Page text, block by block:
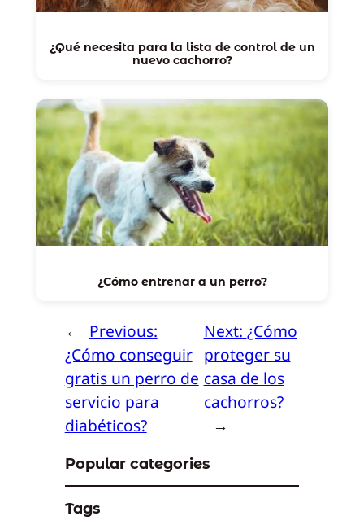
¿Qué necesita para la lista de control de un
nuevo cachorro?
¿Cómo entrenar a un perro?
← Previous:
¿Cómo conseguir
gratis un perro de
servicio para
diabéticos?
Next: ¿Cómo
proteger su
casa de los
cachorros?
→
Popular categories
Tags